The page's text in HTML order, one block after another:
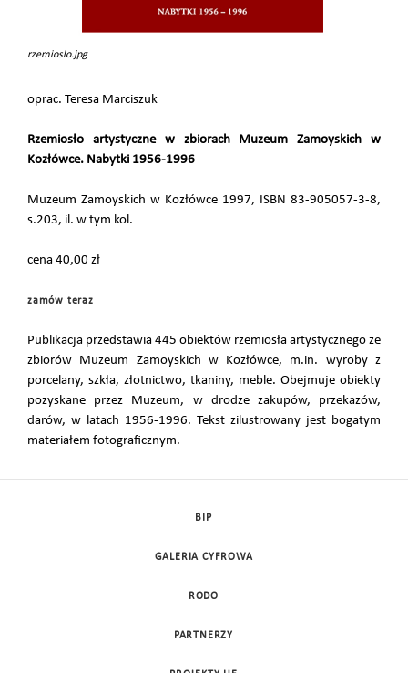
rzemioslo.jpg
oprac. Teresa Marciszuk
Rzemiosło artystyczne w zbiorach Muzeum Zamoyskich w
Kozłówce. Nabytki 1956-1996
Muzeum Zamoyskich w Kozłówce 1997, ISBN 83-905057-3-8,
s.203, il. w tym kol.
cena 40,00 zł
zamów teraz
Publikacja przedstawia 445 obiektów rzemiosła artystycznego ze
zbiorów Muzeum Zamoyskich w Kozłówce, m.in. wyroby z
porcelany, szkła, złotnictwo, tkaniny, meble. Obejmuje obiekty
pozyskane przez Muzeum, w drodze zakupów, przekazów,
darów, w latach 1956-1996. Tekst zilustrowany jest bogatym
materiałem fotograficznym.
BIP
GALERIA CYFROWA
RODO
PARTNERZY